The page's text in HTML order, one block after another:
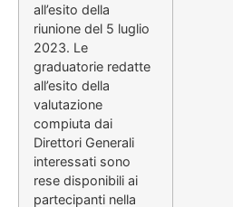
all’esito della
riunione del 5 luglio
2023. Le
graduatorie redatte
all’esito della
valutazione
compiuta dai
Direttori Generali
interessati sono
rese disponibili ai
partecipanti nella